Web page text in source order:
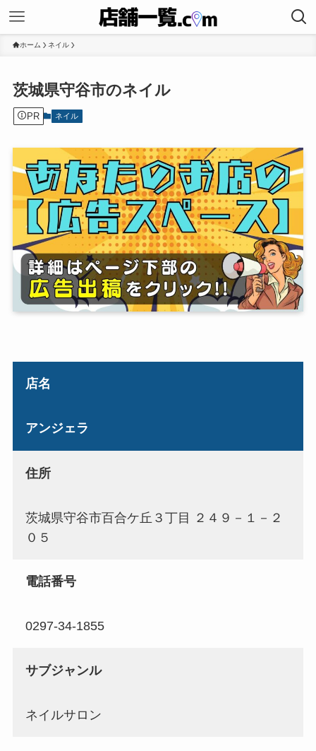
ホーム ネイル
茨城県守谷市のネイル
PR ネイル
店名
アンジェラ
住所
茨城県守谷市百合ケ丘３丁目 ２４９－１－２
０５
電話番号
0297-34-1855
サブジャンル
ネイルサロン